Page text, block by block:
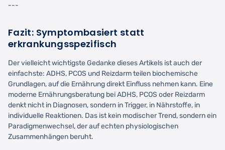
---
Fazit: Symptombasiert statt
erkrankungsspezifisch
Der vielleicht wichtigste Gedanke dieses Artikels ist auch der
einfachste: ADHS, PCOS und Reizdarm teilen biochemische
Grundlagen, auf die Ernährung direkt Einfluss nehmen kann. Eine
moderne Ernährungsberatung bei ADHS, PCOS oder Reizdarm
denkt nicht in Diagnosen, sondern in Trigger, in Nährstoffe, in
individuelle Reaktionen. Das ist kein modischer Trend, sondern ein
Paradigmenwechsel, der auf echten physiologischen
Zusammenhängen beruht.